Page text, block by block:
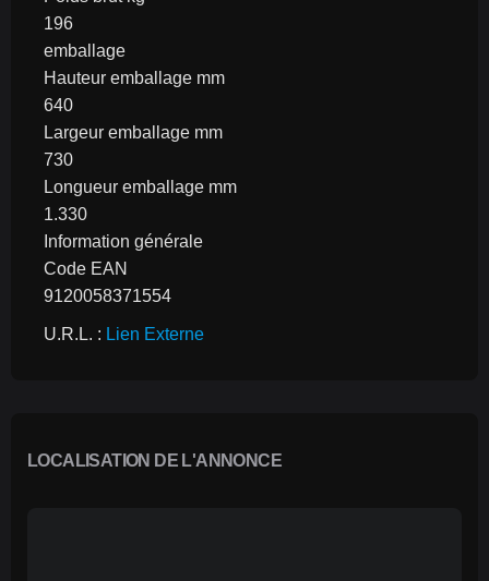
196
emballage
Hauteur emballage mm
640
Largeur emballage mm
730
Longueur emballage mm
1.330
Information générale
Code EAN
9120058371554
U.R.L. : Lien Externe
LOCALISATION DE L'ANNONCE